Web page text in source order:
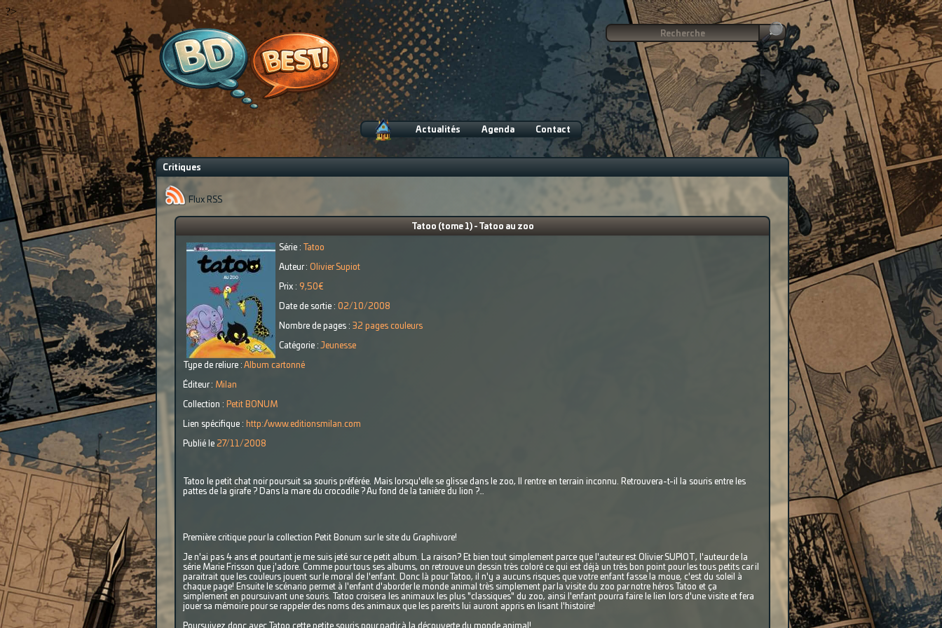
?>
Actualités Agenda Contact
Critiques
Flux RSS
Tatoo (tome 1) - Tatoo au zoo
Série : Tatoo
Auteur : Olivier Supiot
Prix : 9,50€
Date de sortie : 02/10/2008
Nombre de pages : 32 pages couleurs
Catégorie : Jeunesse
Type de reliure : Album cartonné
Éditeur : Milan
Collection : Petit BONUM
Lien spécifique : http://www.editionsmilan.com
Publié le 27/11/2008
Tatoo le petit chat noir poursuit sa souris préférée. Mais lorsqu'elle se glisse dans le zoo, Il rentre en terrain inconnu. Retrouvera-t-il la souris entre les
pattes de la girafe ? Dans la mare du crocodile ? Au fond de la tanière du lion ?…
Première critique pour la collection Petit Bonum sur le site du Graphivore!
Je n'ai pas 4 ans et pourtant je me suis jeté sur ce petit album. La raison? Et bien tout simplement parce que l'auteur est Olivier SUPIOT, l'auteur de la
série Marie Frisson que j'adore. Comme pour tous ses albums, on retrouve un dessin très coloré ce qui est déjà un très bon point pour les tous petits car il
paraitrait que les couleurs jouent sur le moral de l'enfant. Donc là pour Tatoo, il n'y a aucuns risques que votre enfant fasse la moue, c'est du soleil à
chaque page! Ensuite le scénario permet à l'enfant d'aborder le monde animal très simplement par la visite du zoo par notre héros Tatoo et ça
simplement en poursuivant une souris. Tatoo croisera les animaux les plus "classiques" du zoo, ainsi l'enfant pourra faire le lien lors d'une visite et fera
jouer sa mémoire pour se rappeler des noms des animaux que les parents lui auront appris en lisant l'histoire!
Poursuivez donc avec Tatoo cette petite souris pour partir à la découverte du monde animal!